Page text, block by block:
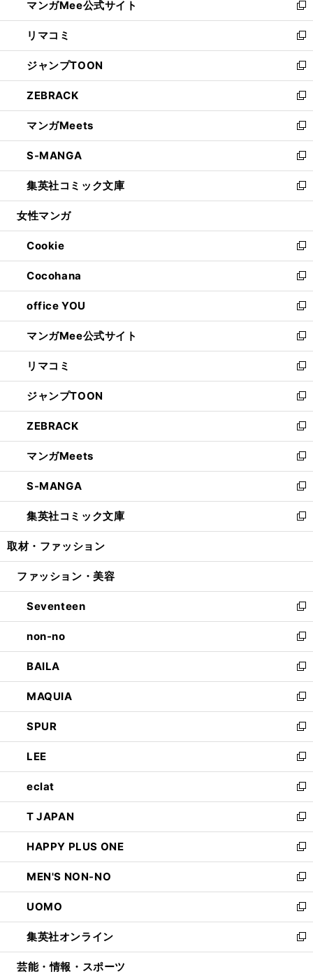
く
ド
ウ
で
開
く
ィ
ン
ド
ウ
で
開
く
い
ウ
ィ
ン
ド
ウ
で
開
く
マンガMee公式サイト
新
し
い
ウ
ィ
ン
ド
ウ
で
開
く
リマコミ
新
し
い
ウ
ィ
ン
ド
ウ
で
開
く
ジャンプTOON
新
し
い
ウ
ィ
ン
ド
ウ
で
開
ZEBRACK
新
し
い
ウ
ィ
ン
ド
ウ
開
く
マンガMeets
新
し
い
ウ
ィ
ン
ウ
で
開
く
S-MANGA
新
し
い
ウ
ン
ド
ウ
で
開
く
集英社コミック文庫
新
し
ウ
ィ
ン
ド
ウ
で
開
く
女性マンガ
Cookie
新
し
い
ウ
ィ
ン
ド
ウ
で
開
く
Cocohana
新
し
い
ウ
ィ
ン
ド
ウ
で
開
く
office YOU
新
し
い
ウ
ィ
ン
ド
ウ
で
開
く
マンガMee公式サイト
新
し
い
ウ
ィ
ン
ド
ウ
で
開
く
リマコミ
新
し
い
ウ
ィ
ン
ド
ウ
で
開
く
ジャンプTOON
新
し
い
ウ
ィ
ン
ド
ウ
で
開
ZEBRACK
新
し
い
ウ
ィ
ン
ド
ウ
開
マンガMeets
新
し
い
ウ
ィ
ン
ウ
開
く
S-MANGA
新
し
い
ウ
ン
ウ
で
開
く
集英社コミック文庫
新
し
ウ
ン
ド
ウ
で
開
く
取材・ファッション
ファッション・美容
Seventeen
新
し
い
ウ
ィ
ン
ド
ウ
で
開
く
non-no
新
し
い
ウ
ィ
ン
ド
ウ
で
開
く
BAILA
新
し
い
ウ
ィ
ン
ド
ウ
で
開
く
MAQUIA
新
し
い
ウ
ィ
ン
ド
ウ
で
開
く
SPUR
新
し
い
ウ
ィ
ン
ド
ウ
で
開
く
LEE
新
し
い
ウ
ィ
ン
ド
ウ
で
開
く
eclat
新
し
い
ウ
ィ
ン
ド
ウ
で
開
く
T JAPAN
新
し
い
ウ
ィ
ン
ド
ウ
で
開
HAPPY PLUS ONE
新
し
い
ウ
ィ
ン
ド
ウ
MEN'S NON-NO
新
し
い
ウ
ィ
ン
UOMO
新
し
い
ウ
集英社オンライン
新
し
芸能・情報・スポーツ